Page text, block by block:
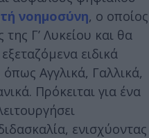
νοημοσύνη, ο οποίος
Γ’ Λυκείου και θα
ειδικά
Αγγλικά, Γαλλικά,
Πρόκειται για ένα
ενισχύοντας